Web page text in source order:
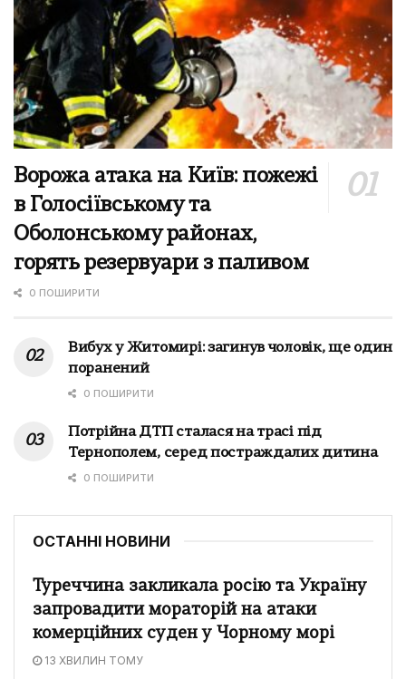
Ворожа атака на Київ: пожежі
в Голосіївському та
Оболонському районах,
горять резервуари з паливом
0 ПОШИРИТИ
Вибух у Житомирі: загинув чоловік, ще один
поранений
0 ПОШИРИТИ
Потрійна ДТП сталася на трасі під
Тернополем, серед постраждалих дитина
0 ПОШИРИТИ
ОСТАННІ НОВИНИ
Туреччина закликала росію та Україну
запровадити мораторій на атаки
комерційних суден у Чорному морі
13 ХВИЛИН ТОМУ